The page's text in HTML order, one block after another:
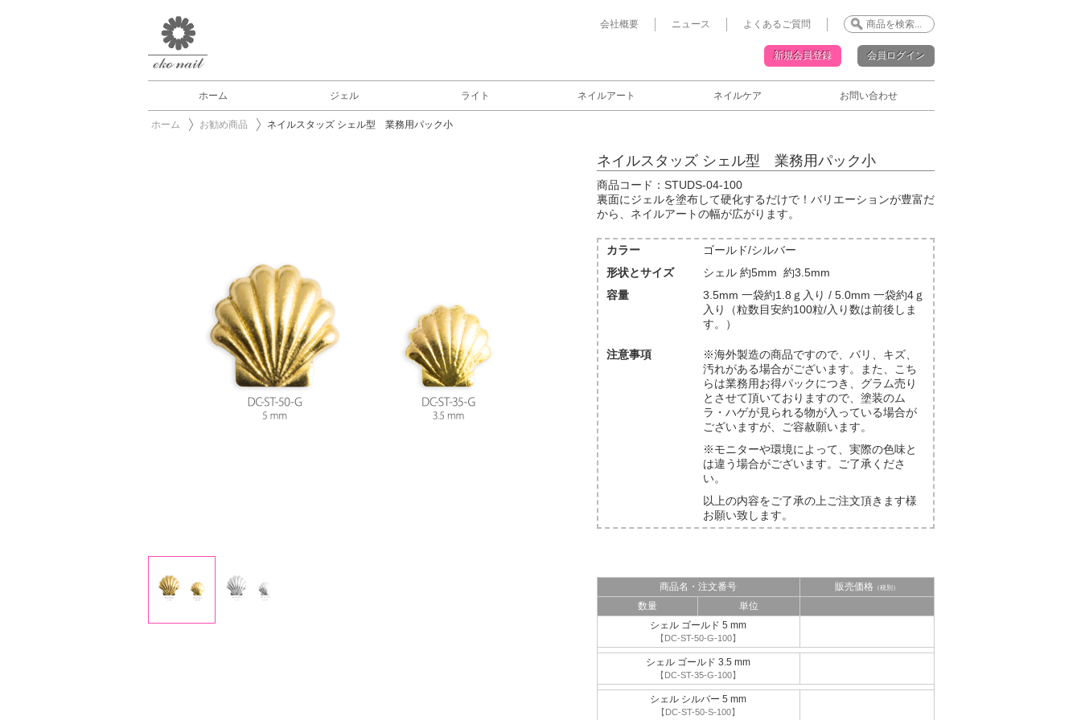
会社概要 ニュース よくあるご質問
ホーム ジェル ライト ネイルアート ネイルケア お問い合わせ
新規会員登録 会員ログイン
ホーム お勧め商品 ネイルスタッズ シェル型 業務用パック小
ネイルスタッズ シェル型 業務用パック小
商品コード：STUDS-04-100
裏面にジェルを塗布して硬化するだけで！バリエーションが豊富だ
から、ネイルアートの幅が広がります。
カラー
ゴールド/シルバー
形状とサイズ
シェル 約5mm 約3.5mm
容量
3.5mm 一袋約1.8ｇ入り / 5.0mm 一袋約4ｇ
入り（粒数目安約100粒/入り数は前後しま
す。）
注意事項
※海外製造の商品ですので、バリ、キズ、
汚れがある場合がございます。また、こち
らは業務用お得パックにつき、グラム売り
とさせて頂いておりますので、塗装のム
ラ・ハゲが見られる物が入っている場合が
ございますが、ご容赦願います。
※モニターや環境によって、実際の色味と
は違う場合がございます。ご了承くださ
い。
以上の内容をご了承の上ご注文頂きます様
お願い致します。
商品名・注文番号 販売価格 （税別）
数量
単位
シェル ゴールド 5 mm
【DC-ST-50-G-100】
シェル ゴールド 3.5 mm
【DC-ST-35-G-100】
シェル シルバー 5 mm
【DC-ST-50-S-100】